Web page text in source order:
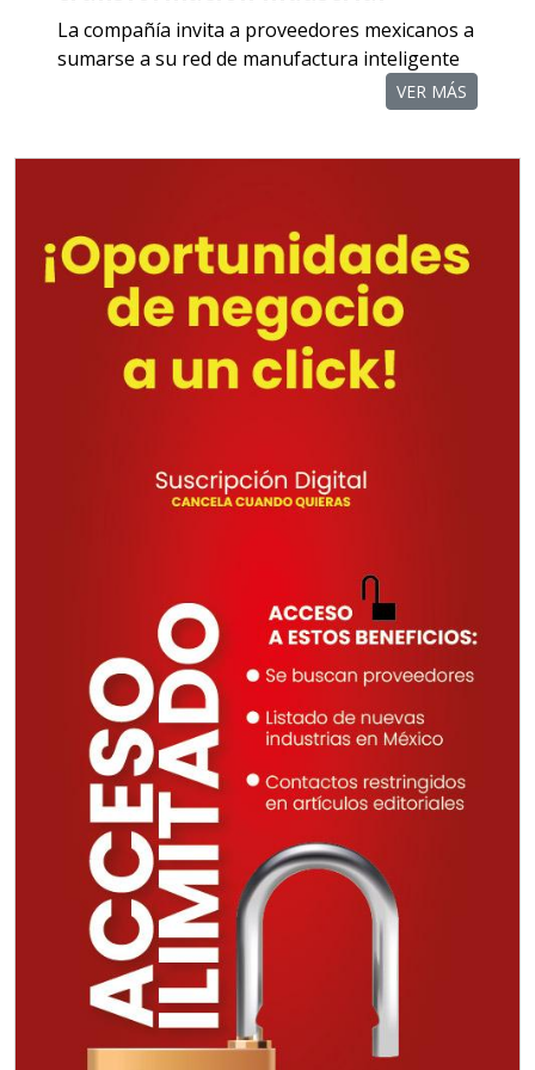
Aplicar al Requerimiento
Especificaciones:
Requisitos: Otorgar condiciones de
crédito acordes a las políticas del
grupo, contar con instalaciones
cercanas a la región y otorgar
referencias comerciales.
CONSULTORÍAS DE
RECURSOS HUMANOS
Especificaciones:
Requisitos: Otorgar condiciones de
crédito acordes a las políticas del
grupo, contar con instalaciones
cercanas a la región y otorgar
referencias comerciales.
Aplicar al Requerimiento
Empresa en Querétaro
La compañía invita a proveedores mexicanos a
sumarse a su red de manufactura inteligente
VER MÁS